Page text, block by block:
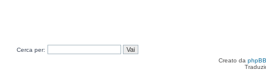
Cerca per:
Creato da phpBB